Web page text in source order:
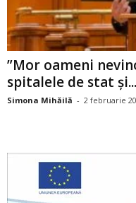
”Mor oameni
spitalele de stat și...
Simona Mihăilă - 2 februarie